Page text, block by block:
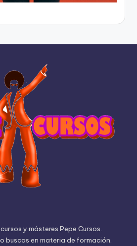
y másteres Pepe Cursos.
buscas en materia de formación.